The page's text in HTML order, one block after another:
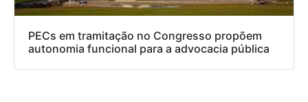
PECs em tramitação no Congresso propõem
autonomia funcional para a advocacia pública